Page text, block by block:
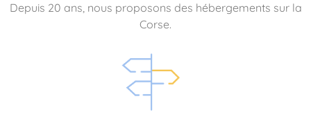
Depuis 20 ans, nous proposons des hébergements sur la
Corse.